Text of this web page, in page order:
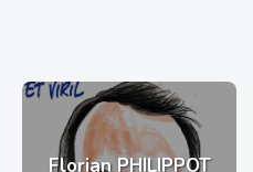
Florian PHILIPPOT